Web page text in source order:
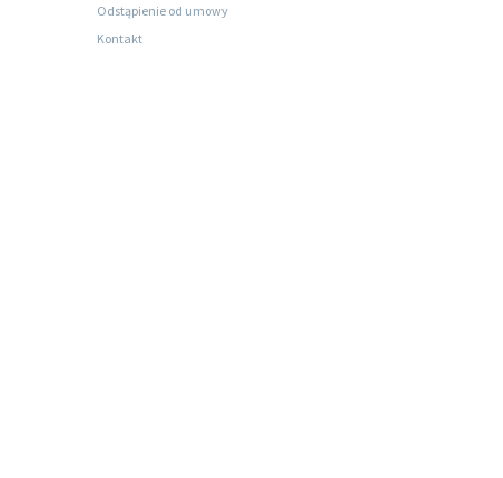
Odstąpienie od umowy
Kontakt